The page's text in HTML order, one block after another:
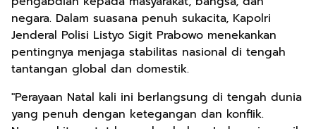
negara. Dalam suasana penuh sukacita, Kapolri
Jenderal Polisi Listyo Sigit Prabowo menekankan
pentingnya menjaga stabilitas nasional di tengah
tantangan global dan domestik.
"Perayaan Natal kali ini berlangsung di tengah dunia
yang penuh dengan ketegangan dan konflik.